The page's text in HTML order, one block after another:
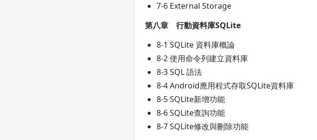
7-6 External Storage
第八章 行動資料庫SQLite
8-1 SQLite 資料庫概論
8-2 使用命令列建立資料庫
8-3 SQL 語法
8-4 Android應用程式存取SQLite資料庫
8-5 SQLite新增功能
8-6 SQLite查詢功能
8-7 SQLite修改與刪除功能